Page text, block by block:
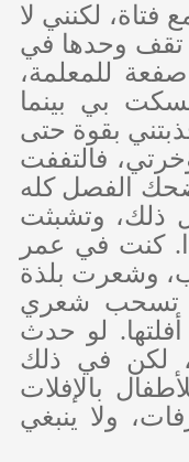
لكنني لا
تقف وحدها في
للمعلمة،
بي بينما
بقوة حتى
فالتففت
الفصل كله
ذلك، وتشبثت
كنت في عمر
وشعرت بلذة
تسحب شعري
لو حدث
لكن في ذلك
بالإفلات
ولا ينبغي